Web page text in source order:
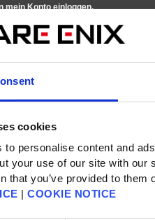
cookies
to personalise content and
your use of our site with
that you’ve provided to
| COOKIE NOTICE
mein Konto einloggen.
Es kann mehrere Gründe haben,
Zustand des Square Enix-Kontos
vorkommen, dass der 6-stellige